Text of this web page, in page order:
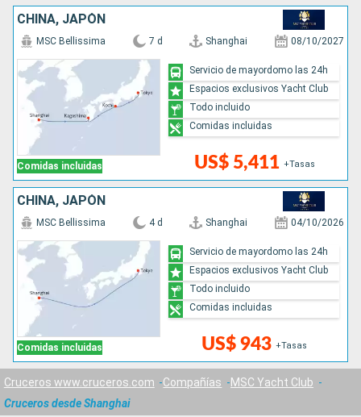
CHINA, JAPÓN
Comidas incluidas
MSC Bellissima 7 d Shanghai 08/10/2027
US$ 5,411 +Tasas
Servicio de mayordomo las 24h
Espacios exclusivos Yacht Club
Todo incluido
Comidas incluidas
CHINA, JAPÓN
Comidas incluidas
MSC Bellissima 4 d Shanghai 04/10/2026
US$ 943 +Tasas
Servicio de mayordomo las 24h
Espacios exclusivos Yacht Club
Todo incluido
Comidas incluidas
Cruceros www.cruceros.com Compañías
MSC Yacht Club
Cruceros desde Shanghai